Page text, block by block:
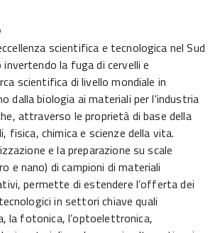
scientifica e tecnologica nel Sud
la fuga di cervelli e
scientifica di livello mondiale in
dalla biologia ai materiali per l'industria
attraverso le proprietà di base della
fisica, chimica e scienze della vita.
e la preparazione su scale
e nano) di campioni di materiali
permette di estendere l’offerta dei
in settori chiave quali
la fotonica, l’optoelettronica,